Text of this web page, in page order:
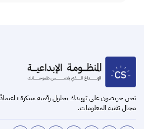
نحن حريصون على تزويدك بحلول رقمية مبتكرة ؛
مجال تقنية المعلومات.